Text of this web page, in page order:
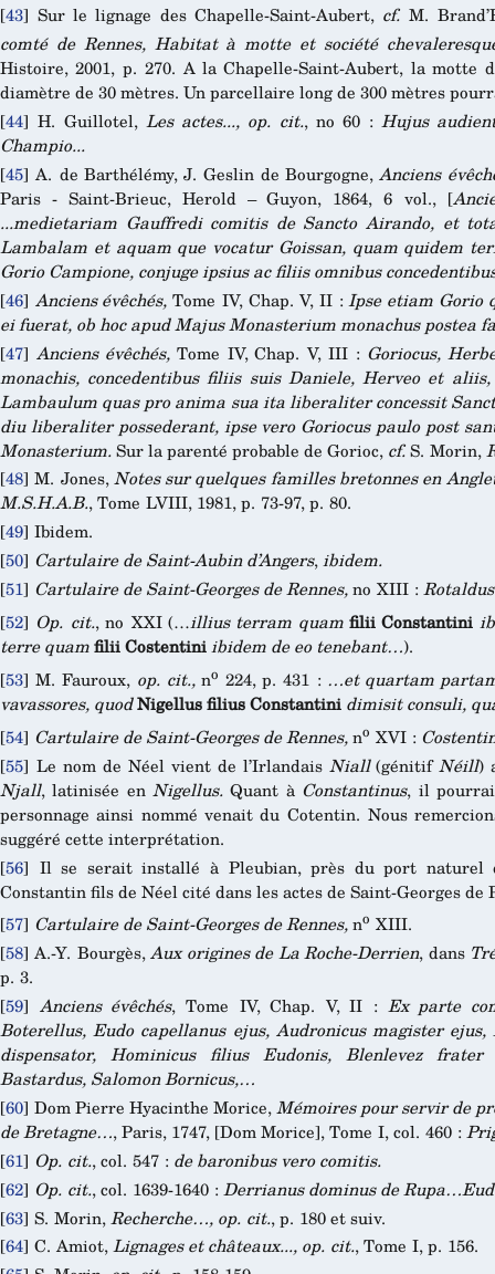
[43]Sur le lignage des Chapelle-Saint-Aubert, cf.M.
comté de Rennes, Habitat à motte et société
Histoire, 2001, p. 270. A la Chapelle-Saint-Aubert, la motte
diamètre de 30 mètres. Un parcellaire long de 300 mètres
[44] H. Guillotel, Les actes..., op. cit., no 60 :Hujus
Champio...
[45]A. de Barthélémy, J. Geslin de Bourgogne,Anciens
Paris - Saint-Brieuc, Herold – Guyon, 1864, 6 vol., [
...medietariam Gauffredi comitis de Sancto Airando, et
Lambalam et aquam que vocatur Goissan, quam quidem
Gorio Campione, conjuge ipsius ac filiis omnibus
[46] Anciens évêchés,Tome IV, Chap. V, II :Ipse etiam Gorio
ei fuerat, ob hoc apud Majus Monasterium monachus postea
[47] Anciens évêchés, Tome IV, Chap. V, III : Goriocus,
monachis, concedentibus filiis suis Daniele, Herveo et
Lambaulum quas pro anima sua ita liberaliter concessit
diu liberaliter possederant, ipse vero Goriocus paulo post
Monasterium.Sur la parenté probable de Gorioc, cf.S. Morin,
[48]M. Jones,Notes sur quelques familles bretonnes en
M.S.H.A.B., Tome LVIII, 1981, p. 73-97, p. 80.
[49] Ibidem.
[50] Cartulaire de Saint-Aubin d’Angers,ibidem.
[51] Cartulaire de Saint-Georges de Rennes,no XIII :
[52] Op. cit., no XXI (…illius terram quam filii Constantini
terre quamfilii Costentiniibidem de eo tenebant…).
[53]M. Fauroux, op. cit., no 224, p. 431 : …et quartam
vavassores, quodNigellus filius Constantini dimisit consuli,
[54] Cartulaire de Saint-Georges de Rennes,no XVI :
[55] Le nom de Néel vient de l’Irlandais Niall(génitifNéill)
Njall, latinisée enNigellus. Quant à Constantinus, il
personnage ainsi nommé venait du Cotentin. Nous
suggéré cette interprétation.
[56] Il se serait installé à Pleubian, près du port
Constantin fils de Néel cité dans les actes de Saint-Georges
[57] Cartulaire de Saint-Georges de Rennes,no XIII.
[58]A.-Y. Bourgès,Aux origines de La Roche-Derrien, dans
p. 3.
[59] Anciens évêchés, Tome IV, Chap. V, II : Ex parte
Boterellus, Eudo capellanus ejus, Audronicus magister
dispensator, Hominicus filius Eudonis, Blenlevez
Bastardus, Salomon Bornicus,…
[60] Dom Pierre Hyacinthe Morice,Mémoires pour servir de
de Bretagne…, Paris, 1747, [Dom Morice], Tome I, col. 460 :
[61] Op. cit., col. 547 : de baronibus vero comitis.
[62] Op. cit., col. 1639-1640 : Derrianus dominus de
[63] S. Morin,Recherche…, op. cit., p. 180 et suiv.
[64] C. Amiot,Lignages et châteaux..., op. cit., Tome I, p. 156.